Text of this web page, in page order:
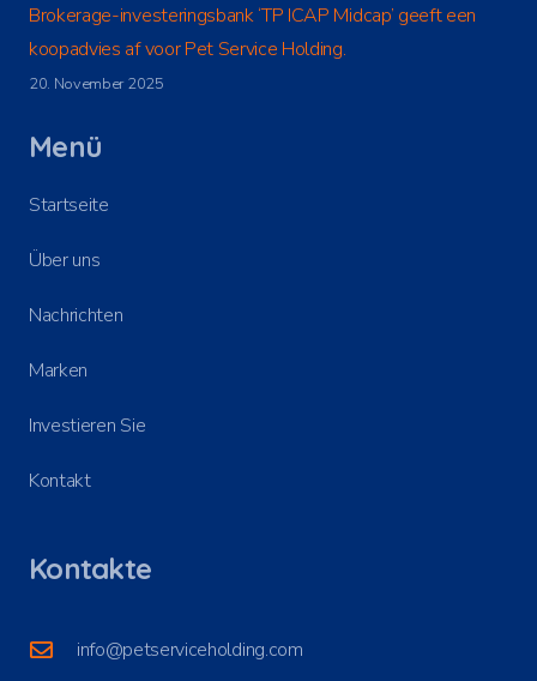
Brokerage-investeringsbank ‘TP ICAP Midcap’ geeft een
koopadvies af voor Pet Service Holding.
20. November 2025
Menü
Startseite
Über uns
Nachrichten
Marken
Investieren Sie
Kontakt
Kontakte
info@petserviceholding.com